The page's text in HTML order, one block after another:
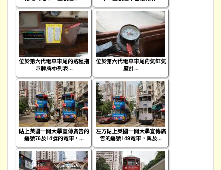
位於第六代電車車尾的路程指
示牌牌布列表...
位於第六代電車車尾的氣缸氣
壓計...
貼上英國一間大學宣傳廣告的
編號76及14號的電車，...
左方貼上英國一間大學宣傳廣
告的編號149電車，與及...